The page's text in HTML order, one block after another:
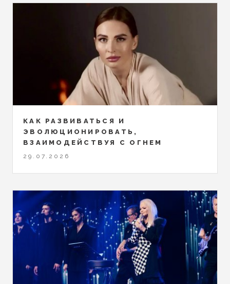
КАК РАЗВИВАТЬСЯ И
ЭВОЛЮЦИОНИРОВАТЬ,
ВЗАИМОДЕЙСТВУЯ С ОГНЕМ
29.07.2026